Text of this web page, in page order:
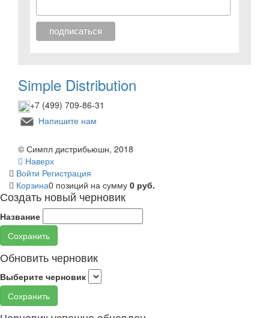
Simple Distribution
+7 (499) 709-86-31
Напишите нам
© Симпл дистрибьюшн, 2018
Наверх
Войти Регистрация
Корзина0 позиций на сумму 0 руб.
Создать новый черновик
Название
Сохранить
Обновить черновик
Выберите черновик
Сохранить